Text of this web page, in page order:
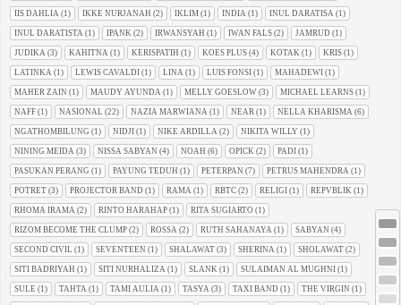
IIS DAHLIA (1) IKKE NURJANAH (2) IKLIM (1) INDIA (1) INUL DARATISA (1)
INUL DARATISTA (1) IPANK (2) IRWANSYAH (1) IWAN FALS (2) JAMRUD (1)
JUDIKA (3) KAHITNA (1) KERISPATIH (1) KOES PLUS (4) KOTAK (1) KRIS (1)
LATINKA (1) LEWIS CAVALDI (1) LINA (1) LUIS FONSI (1) MAHADEWI (1)
MAHER ZAIN (1) MAUDY AYUNDA (1) MELLY GOESLOW (3) MICHAEL LEARNS (1)
NAFF (1) NASIONAL (22) NAZIA MARWIANA (1) NEAR (1) NELLA KHARISMA (6)
NGATHOMBILUNG (1) NIDJI (1) NIKE ARDILLA (2) NIKITA WILLY (1)
NINING MEIDA (3) NISSA SABYAN (4) NOAH (6) OPICK (2) PADI (1)
PASUKAN PERANG (1) PAYUNG TEDUH (1) PETERPAN (7) PETRUS MAHENDRA (1)
POTRET (3) PROJECTOR BAND (1) RAMA (1) RBTC (2) RELIGI (1) REPVBLIK (1)
RHOMA IRAMA (2) RINTO HARAHAP (1) RITA SUGIARTO (1)
RIZOM BECOME THE CLUMP (2) ROSSA (2) RUTH SAHANAYA (1) SABYAN (4)
SECOND CIVIL (1) SEVENTEEN (1) SHALAWAT (3) SHERINA (1) SHOLAWAT (2)
SITI BADRIYAH (1) SITI NURHALIZA (1) SLANK (1) SULAIMAN AL MUGHNI (1)
SULE (1) TAHTA (1) TAMI AULIA (1) TASYA (3) TAXI BAND (1) THE VIRGIN (1)